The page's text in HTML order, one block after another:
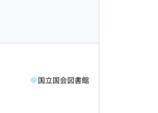
国立国会図書館